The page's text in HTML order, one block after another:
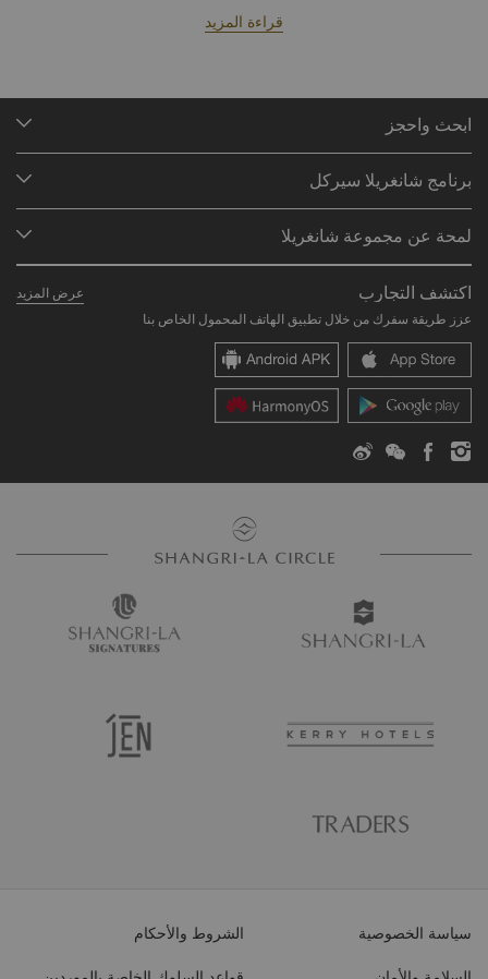
قراءة المزيد
ابحث واحجز
البحث عن الحجوزات
المطاعم والبارات
برنامج شانغريلا سيركل
انضم إلى برنامج شانغريلا سيركل
الأسئلة الشائعة
اتصل بنا
لمحة عن مجموعة شانغريلا
علاماتنا الفندقية
مراكز شانغريلا
أماكن الإقامة
اتصل بنا
الوظائف
المواطنة العالمية
الأخبار
اكتشف التجارب
عرض المزيد
عزز طريقة سفرك من خلال تطبيق الهاتف المحمول الخاص بنا
سياسة الخصوصية الشروط والأحكام